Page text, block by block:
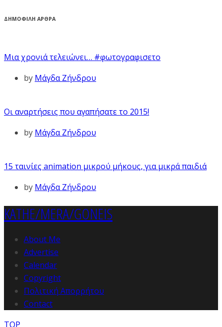
ΔΗΜΟΦΙΛΗ ΑΡΘΡΑ
Μια χρονιά τελειώνει… #φωτογραφισετο
by Μάγδα Ζήνδρου
Οι αναρτήσεις που αγαπήσατε το 2015!
by Μάγδα Ζήνδρου
15 ταινίες animation μικρού μήκους, για μικρά παιδιά
by Μάγδα Ζήνδρου
KATHE/MERA/GONEIS
About Me
Advertise
Calendar
Copyright
Πολιτική Απορρήτου
Contact
TOP